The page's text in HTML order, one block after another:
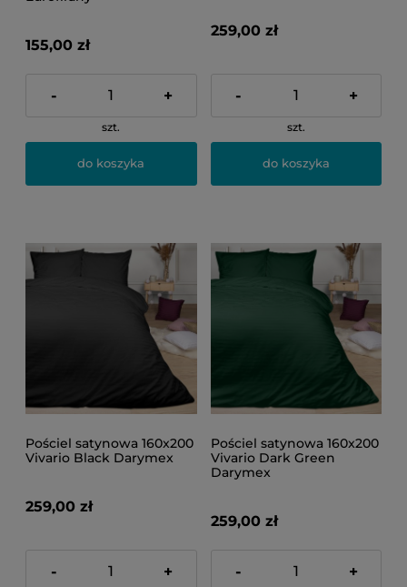
155,00 zł
- +
szt.
do koszyka
259,00 zł
- +
szt.
do koszyka
Pościel satynowa 160x200
Vivario Black Darymex
259,00 zł
- +
Pościel satynowa 160x200
Vivario Dark Green
Darymex
259,00 zł
- +